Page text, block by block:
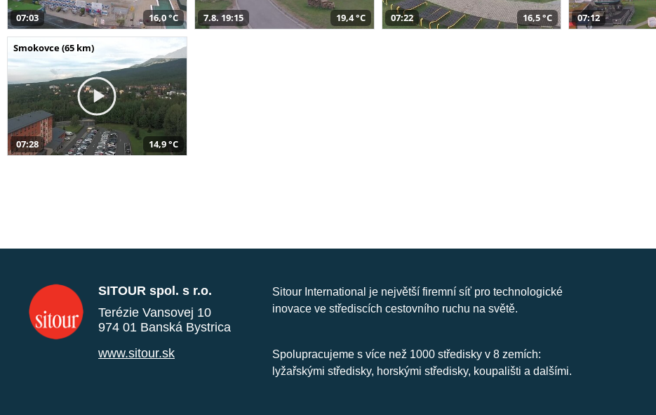
07:03 16,0 °C 7.8. 19:15 19,4 °C 07:22 16,5 °C 07:12
Smokovce (65 km)
07:28 14,9 °C
SITOUR spol. s r.o.
Terézie Vansovej 10
974 01 Banská Bystrica
www.sitour.sk
Sitour International je největší firemní síť pro technologické
inovace ve střediscích cestovního ruchu na světě.
Spolupracujeme s více než 1000 středisky v 8 zemích:
lyžařskými středisky, horskými středisky, koupališti a dalšími.